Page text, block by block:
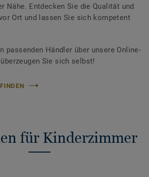
Nähe. Entdecken Sie die Qualität und
Ort und lassen Sie sich kompetent
passenden Händler über unsere Online-
Sie sich selbst!
für Kinderzimmer